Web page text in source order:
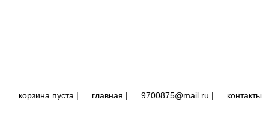
корзина пуста | главная | 9700875@mail.ru | контакты